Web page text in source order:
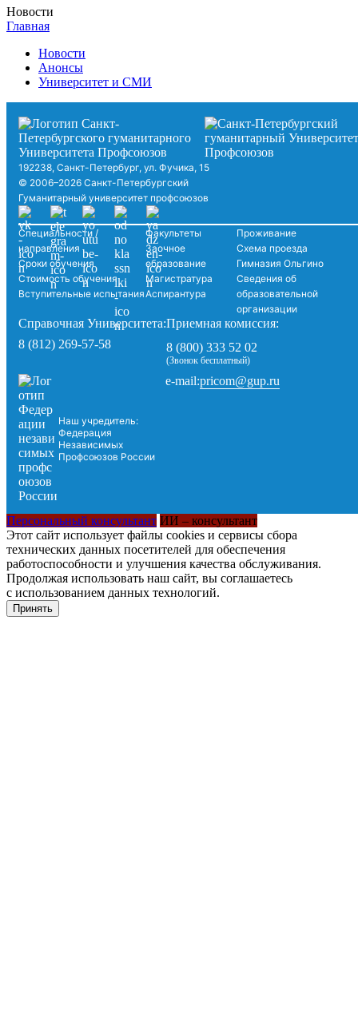
Новости
Главная
Новости
Анонсы
Университет и СМИ
192238, Санкт-Петербург, ул. Фучика, 15
© 2006–2026 Санкт-Петербургский
Гуманитарный университет профсоюзов
Специальности /
направления
Сроки обучения
Стоимость обучения
Вступительные испытания
Факультеты
Заочное
образование
Магистратура
Аспирантура
Проживание
Схема проезда
Гимназия Ольгино
Сведения об
образовательной
организации
Справочная Университета:
8 (812) 269-57-58
Приемная комиссия:
8 (800) 333 52 02
(Звонок бесплатный)
Наш учредитель:
Федерация
Независимых
Профсоюзов России
e-mail:pricom@gup.ru
Персональный консультант ИИ – консультант
Этот сайт использует файлы cookies и сервисы сбора
технических данных посетителей для обеспечения
работоспособности и улучшения качества обслуживания.
Продолжая использовать наш сайт, вы соглашаетесь
с использованием данных технологий.
Принять